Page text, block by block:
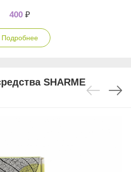
400 ₽
Подробнее
SHARME